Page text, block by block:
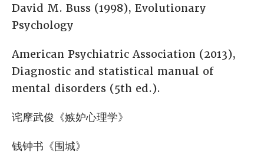
David M. Buss (1998), Evolutionary
Psychology
American Psychiatric Association (2013),
Diagnostic and statistical manual of
mental disorders (5th ed.).
诧摩武俊《嫉妒心理学》
钱钟书《围城》